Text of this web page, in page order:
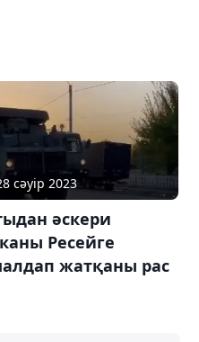
сәуір 2023
әскери
Ресейге
жатқаны рас